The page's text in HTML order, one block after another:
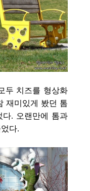
두 치즈를 형상화
재미있게 봤던 톰
. 오랜만에 톰과
다.